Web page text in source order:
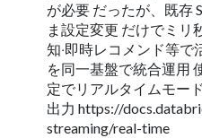
が必要 だったが、既存
ま設定変更 だけでミリ
知‧即時レコメンド等で
を同⼀基盤で統合運⽤
定でリアルタイムモー
出⼒ https://
streaming/real-time